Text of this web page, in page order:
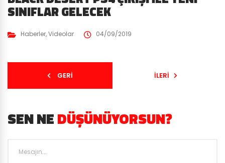
SINIFLAR GELECEK
Haberler,Videolar 04/09/2019
GERI İLERI
SEN NEDÜŞÜNÜYORSUN?